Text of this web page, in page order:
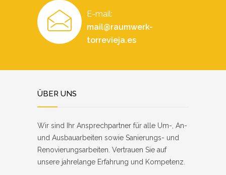
E-mail:
mail@raumwerk-
torrevieja.es
ÜBER UNS
Wir sind Ihr Ansprechpartner für alle Um-, An-
und Ausbauarbeiten sowie Sanierungs- und
Renovierungsarbeiten. Vertrauen Sie auf
unsere jahrelange Erfahrung und Kompetenz.